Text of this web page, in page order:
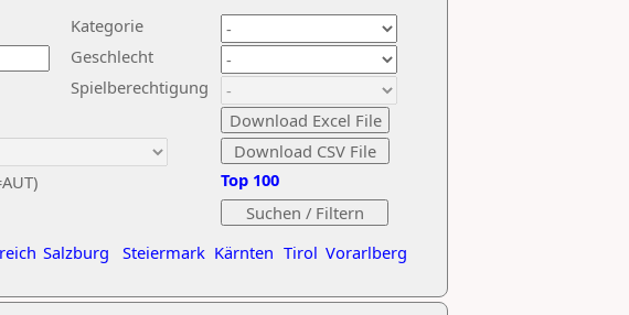
Kategorie
Geschlecht
Spielberechtigung
Salzburg Steiermark Kärnten Tirol Vorarlberg
Top 100